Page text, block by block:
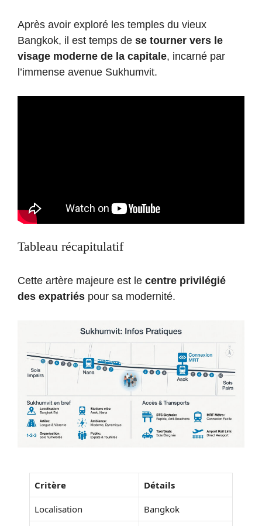
Après avoir exploré les temples du vieux
Bangkok, il est temps de se tourner vers le
visage moderne de la capitale, incarné par
l’immense avenue Sukhumvit.
Tableau récapitulatif
Cette artère majeure est le centre privilégié
des expatriés pour sa modernité.
Critère Détails
Localisation Bangkok